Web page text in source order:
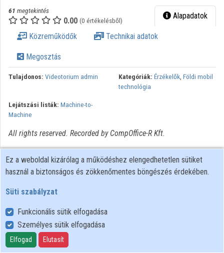
Intézményi listák
Intézmények
Közreműködők
61 megtekintés
0.00 (0 értékelésből) Alapadatok
Közreműködők Technikai adatok
Megosztás
Tulajdonos: Videotorium admin Kategóriák: Érzékelők, Földi mobil
technológia
Lejátszási listák: Machine-to-
Machine
All rights reserved. Recorded by CompOffice-R Kft.
Felhasználói szabályzat
Adatkezelési tájékoztató
Süti szabályzat
Ez a weboldal kizárólag a működéshez elengedhetetlen sütiket
használ a biztonságos és zökkenőmentes böngészés érdekében.
Süti szabályzat
Funkcionális sütik elfogadása
Személyes sütik elfogadása
Elfogad Elutasít